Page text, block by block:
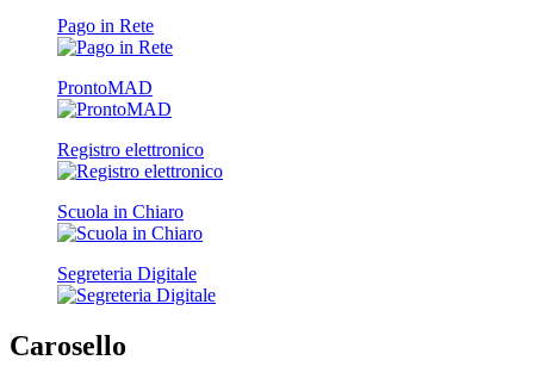
Pago in Rete
ProntoMAD
Registro elettronico
Scuola in Chiaro
Segreteria Digitale
Carosello